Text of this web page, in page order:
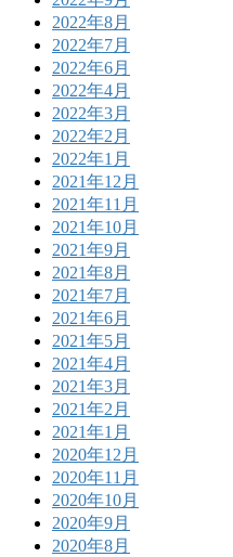
2022年8月
2022年7月
2022年6月
2022年4月
2022年3月
2022年2月
2022年1月
2021年12月
2021年11月
2021年10月
2021年9月
2021年8月
2021年7月
2021年6月
2021年5月
2021年4月
2021年3月
2021年2月
2021年1月
2020年12月
2020年11月
2020年10月
2020年9月
2020年8月